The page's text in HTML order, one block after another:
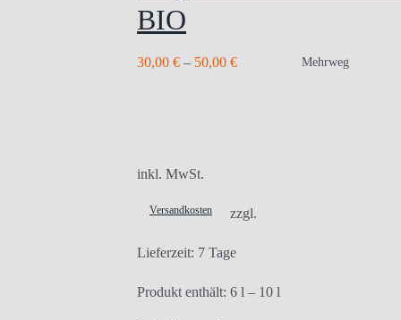
BIO
30,00 € – 50,00 € Mehrweg
inkl. MwSt.
zzgl.
Versandkosten
Lieferzeit: 7 Tage
Produkt enthält: 6 l – 10 l